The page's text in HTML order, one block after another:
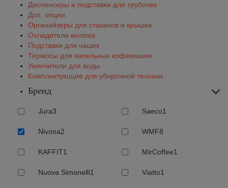
Диспенсеры и подставки для трубочек
Доп. опции
Органайзеры для стаканов и крышек
Охладители молока
Подставки для чашек
Термосы для капельных кофемашин
Умягчители для воды
Комплектующие для уборочной техники
Бренд
Jura3 Saeco1
Nivona2 WMF8
KAFFIT1 MirCoffee1
Nuova Simonelli1 Viatto1